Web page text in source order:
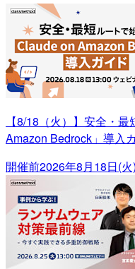
【8/18（火）】安全・
Amazon Bedrock」導入
開催前2026年8月18日(